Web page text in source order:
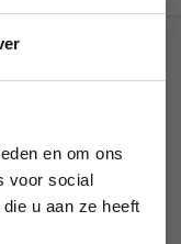
en om ons
voor social
u aan ze heeft